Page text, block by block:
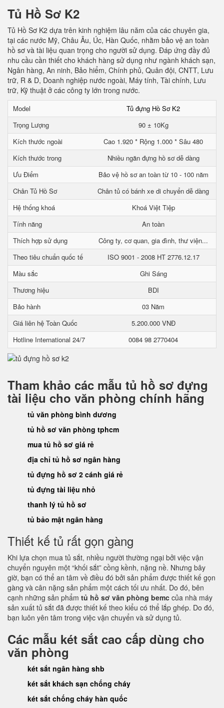
Tủ Hồ Sơ K2
Tủ Hồ Sơ K2 dựa trên kinh nghiệm lâu năm của các chuyên gia,
tại các nước Mỹ, Châu Âu, Úc, Hàn Quốc, nhằm bảo vệ an toàn
hồ sơ và tài liệu quan trọng cho người sử dụng. Đáp ứng đầy đủ
nhu cầu cần thiết cho khách hàng sử dụng như ngành khách sạn,
Ngân hàng, An ninh, Bảo hiểm, Chính phủ, Quân đội, CNTT, Lưu
trữ, R & D, Doanh nghiệp nước ngoài, Máy tính, Tài chính, Lưu
trữ, Kỹ thuật ở các công ty lớn trong nước.
Model
Tủ đựng Hồ Sơ K2
Trọng Lượng
90 ± 10Kg
Kích thước ngoài
Cao 1.920 * Rộng 1.000 * Sâu 480
Kích thước trong
Nhiều ngăn đựng hồ sơ dễ dàng
Ưu Điểm
Bảo vệ hồ sơ an toàn từ 10 - 100 năm
Chân Tủ Hồ Sơ
Chân tủ có bánh xe di chuyển dễ dàng
Hệ thống khoá
Khoá Việt Tiệp
Tính năng
An toàn
Thích hợp sử dụng
Công ty, cơ quan, gia đình, thư viện...
Theo tiêu chuẩn quốc tế
ISO 9001 - 2008 HT 2776.12.17
Màu sắc
Ghi Sáng
Thương hiệu
BDI
Bảo hành
03 Năm
Giá liên hệ Toàn Quốc
5.200.000 VNĐ
Hotline International 24/7
0084 98 2770404
Tham khảo các mẫu tủ hồ sơ đựng
tài liệu cho văn phòng chính hãng
tủ văn phòng bình dương
tủ hồ sơ văn phòng tphcm
mua tủ hồ sơ giá rẻ
địa chỉ tủ hồ sơ ngân hàng
tủ đựng hồ sơ 2 cánh giá rẻ
tủ đựng tài liệu nhỏ
thanh lý tủ hồ sơ
tủ bảo mật ngân hàng
Thiết kế tủ rất gọn gàng
Khi lựa chọn mua tủ sắt, nhiều người thường ngại bởi việc vận
chuyển nguyên một “khối sắt” cồng kềnh, nặng nề. Nhưng bây
giờ, bạn có thể an tâm về điều đó bởi sản phẩm được thiết kế gọn
gàng và cân nặng sản phẩm một cách tối ưu nhất. Do đó, bên
cạnh những sản phẩm tủ hồ sơ văn phòng bemc của nhà máy
sản xuất tủ sắt đã được thiết kế theo kiểu có thể lắp ghép. Do đó,
bạn luôn yên tâm trong việc vận chuyển và sử dụng tủ.
Các mẫu két sắt cao cấp dùng cho
văn phòng
két sắt ngân hàng shb
két sắt khách sạn chống cháy
két sắt chống cháy hàn quốc